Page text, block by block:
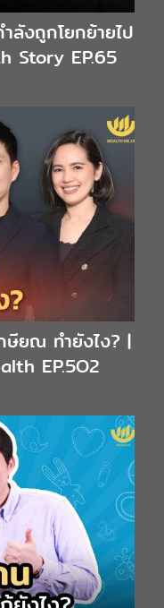
ลังถูกโยกย้ายไป
Story EP.65
ษียณ ทำยังไง? |
EP.5O2